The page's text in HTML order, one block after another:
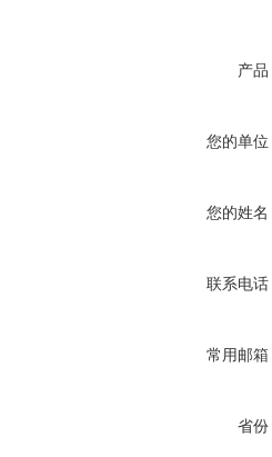
产品
您的单位
您的姓名
联系电话
常用邮箱
省份